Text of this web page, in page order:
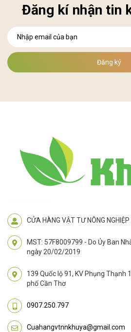
Đăng kí nhận tin
Đăng ký
CỬA HÀNG VẬT TƯ NÔNG NGHIỆP
MST: 57F8009799 - Do Ủy Ban
ngày 20/02/2019
139 Quốc lộ 91, KV Phụng Thạnh
phố Cần Thơ
0907.250.797
Cuahangvtnnkhuya@gmail.com